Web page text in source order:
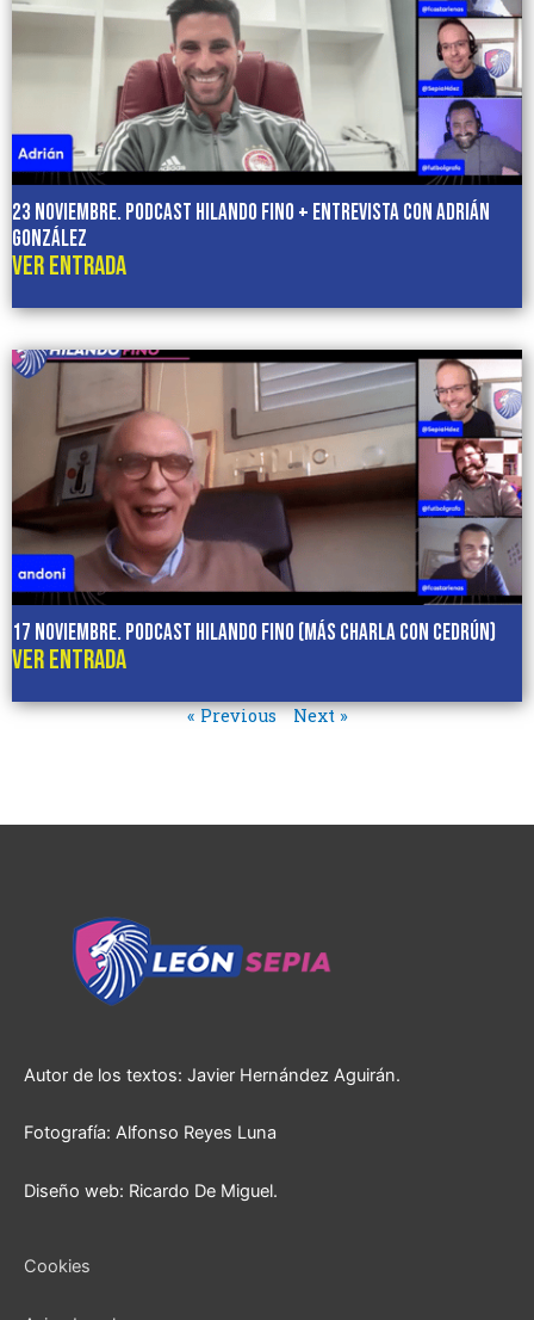
23 noviembre. Podcast HILANDO FINO + Entrevista con Adrián
González
VER ENTRADA
17 noviembre. Podcast HILANDO FINO (más charla con CEDRÚN)
VER ENTRADA
« Previous Next »
Autor de los textos: Javier Hernández Aguirán.
Fotografía: Alfonso Reyes Luna
Diseño web: Ricardo De Miguel.
Cookies